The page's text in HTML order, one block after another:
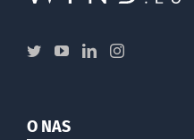
O NAS